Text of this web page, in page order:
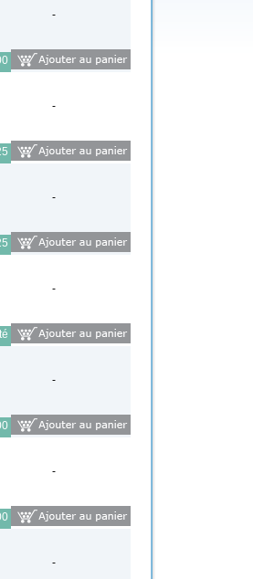
-
-
-
-
-
-
-